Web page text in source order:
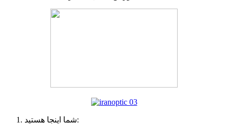
شما اینجا هستید: